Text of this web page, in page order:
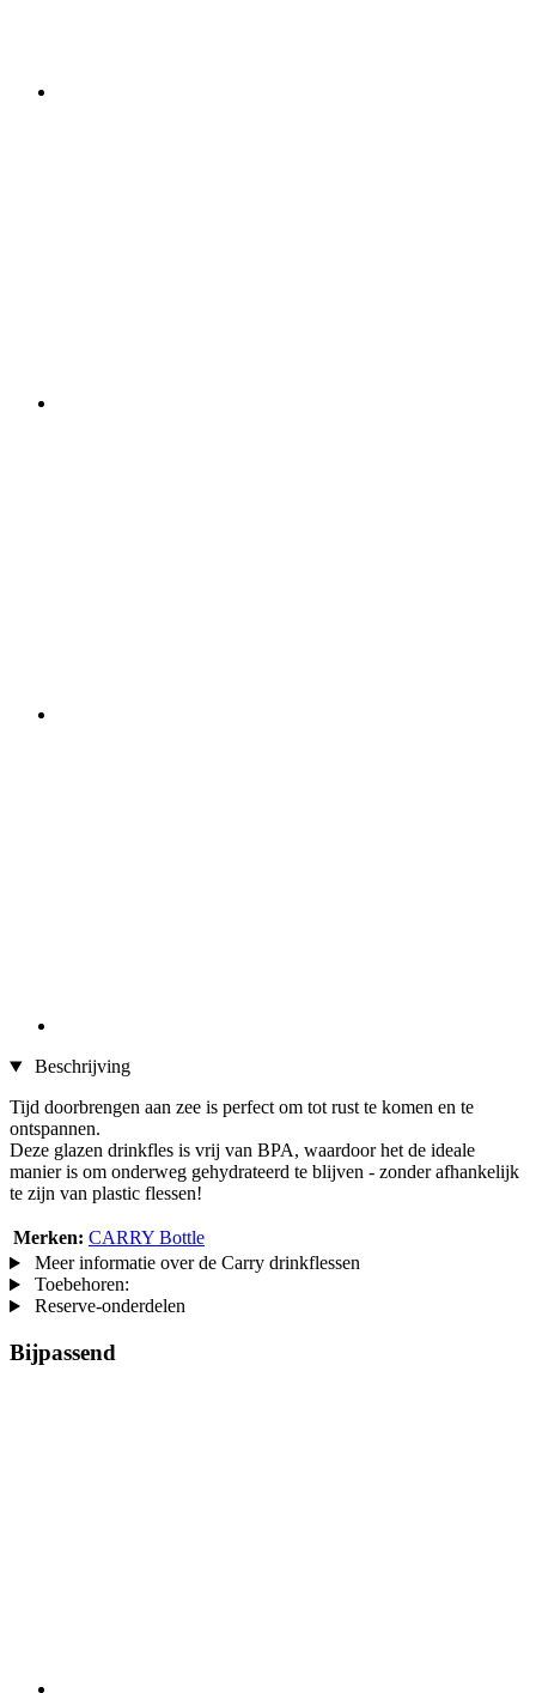
Beschrijving
Tijd doorbrengen aan zee is perfect om tot rust te komen en te
ontspannen.
Deze glazen drinkfles is vrij van BPA, waardoor het de ideale
manier is om onderweg gehydrateerd te blijven - zonder afhankelijk
te zijn van plastic flessen!
Merken: CARRY Bottle
Meer informatie over de Carry drinkflessen
Toebehoren:
Reserve-onderdelen
Bijpassend